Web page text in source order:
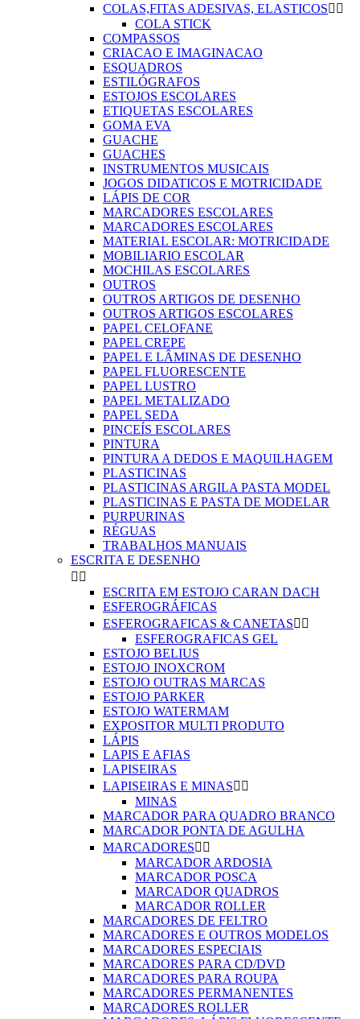
COLAS,FITAS ADESIVAS, ELASTICOS 
COLA STICK
COMPASSOS
CRIACAO E IMAGINACAO
ESQUADROS
ESTILÓGRAFOS
ESTOJOS ESCOLARES
ETIQUETAS ESCOLARES
GOMA EVA
GUACHE
GUACHES
INSTRUMENTOS MUSICAIS
JOGOS DIDATICOS E MOTRICIDADE
LÁPIS DE COR
MARCADORES ESCOLARES
MARCADORES ESCOLARES
MATERIAL ESCOLAR: MOTRICIDADE
MOBILIARIO ESCOLAR
MOCHILAS ESCOLARES
OUTROS
OUTROS ARTIGOS DE DESENHO
OUTROS ARTIGOS ESCOLARES
PAPEL CELOFANE
PAPEL CREPE
PAPEL E LÂMINAS DE DESENHO
PAPEL FLUORESCENTE
PAPEL LUSTRO
PAPEL METALIZADO
PAPEL SEDA
PINCEÍS ESCOLARES
PINTURA
PINTURA A DEDOS E MAQUILHAGEM
PLASTICINAS
PLASTICINAS ARGILA PASTA MODEL
PLASTICINAS E PASTA DE MODELAR
PURPURINAS
RÉGUAS
TRABALHOS MANUAIS
ESCRITA E DESENHO
 
ESCRITA EM ESTOJO CARAN DACH
ESFEROGRÁFICAS
ESFEROGRAFICAS & CANETAS 
ESFEROGRAFICAS GEL
ESTOJO BELIUS
ESTOJO INOXCROM
ESTOJO OUTRAS MARCAS
ESTOJO PARKER
ESTOJO WATERMAM
EXPOSITOR MULTI PRODUTO
LÁPIS
LAPIS E AFIAS
LAPISEIRAS
LAPISEIRAS E MINAS 
MINAS
MARCADOR PARA QUADRO BRANCO
MARCADOR PONTA DE AGULHA
MARCADORES 
MARCADOR ARDOSIA
MARCADOR POSCA
MARCADOR QUADROS
MARCADOR ROLLER
MARCADORES DE FELTRO
MARCADORES E OUTROS MODELOS
MARCADORES ESPECIAIS
MARCADORES PARA CD/DVD
MARCADORES PARA ROUPA
MARCADORES PERMANENTES
MARCADORES ROLLER